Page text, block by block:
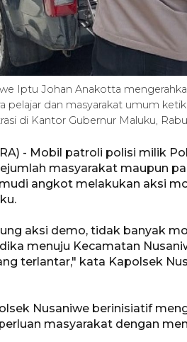
Iptu Johan Anakotta
pelajar dan masyarakat umum
di Kantor Gubernur Maluku,
- Mobil patroli polisi milik
masyarakat maupun
angkot melakukan aksi
aksi demo, tidak banyak
menuju Kecamatan
terlantar," kata Kapolsek
Nusaniwe berinisiatif
masyarakat dengan